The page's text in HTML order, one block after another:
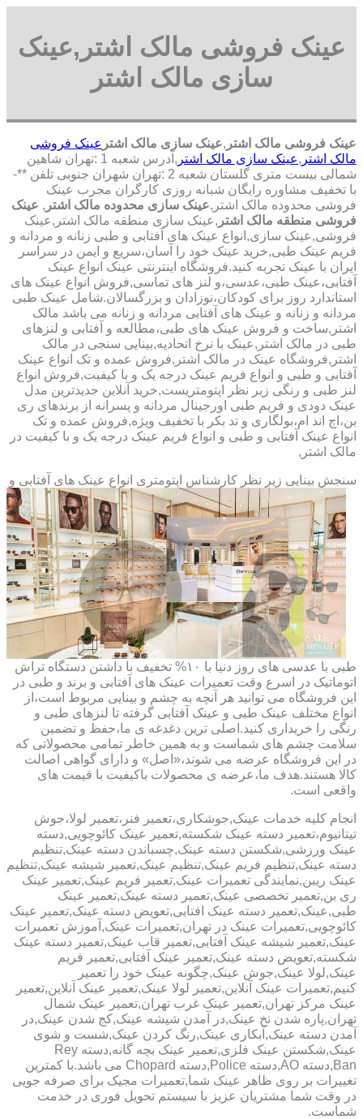
عینک فروشی مالک اشتر,عینک
سازی مالک اشتر
عینک فروشی مالک اشتر ,عینک سازی مالک اشتر عینک فروشی
مالک اشتر ,عینک سازی مالک اشتر
,آدرس شعبه 1 :تهران شاهین
شمالی بیست متری گلستان شعبه 2 :تهران شهران جنوبی تلفن **-
با تخفیف مشاوره رایگان شبانه روزی کارگران مجرب عینک
فروشی محدوده مالک اشتر,عینک سازی محدوده مالک اشتر , عینک
فروشی منطقه مالک اشتر ,عینک سازی منطقه مالک اشتر,عینک
فروشی,عینک سازی,انواع عینک های آفتابی و طبی زنانه و مردانه و
فریم عینک طبی,خرید عینک خود را آسان،سریع و ایمن در سراسر
ایران با عینک تجربه کنید.فروشگاه اینترنتی عینک انواع عینک
آفتابی،عینک طبی،عدسی،و لنز های تماسی,فروش انواع عینک های
استاندارد روز برای کودکان،نوزادان و بزرگسالان.شامل عینک طبی
مردانه و زنانه و عینک های آفتابی مردانه و زنانه می باشد مالک
اشتر,ساخت و فروش عینک های طبی،مطالعه و آفتابی و لنزهای
طبی در مالک اشتر,عینک با نرخ اتحادیه,بینایی سنجی در مالک
اشتر,فروشگاه عینک در مالک اشتر,فروش عمده و تک انواع عینک
آفتابی و طبی و انواع فریم عینک درجه یک و با کیفیت,فروش انواع
لنز طبی و رنگی زیر نظر اپتومتریست,خرید آنلاین جدیدترین مدل
عینک دودی و فریم طبی اورجینال مردانه و پسرانه از برندهای ری
بن،اچ اند ام،بولگاری و تد بکر با تخفیف ویژه,فروش عمده و تک
انواع عینک آفتابی و طبی و انواع فریم عینک درجه یک و با کیفیت در
مالک اشتر,
سنجش بینایی زیر نظر کارشناس اپتومتری انواع عینک های آفتابی و
طبی با عدسی های روز دنیا با ۱۰% تخفیف با داشتن دستگاه تراش
اتوماتیک در اسرع وقت تعمیرات عینک های آفتابی و برند و طبی در
این فروشگاه می توانید هر آنچه به چشم و بینایی مربوط است،از
انواع مختلف عینک طبی و عینک آفتابی گرفته تا لنزهای طبی و
رنگی را خریداری کنید.اصلی ترین دغدغه ی ما،حفظ و تضمین
سلامت چشم های شماست و به همین خاطر تمامی محصولاتی که
در این فروشگاه عرضه می شوند،«اصل» و دارای گواهی اصالت
کالا هستند.هدف ما،عرضه ی محصولات باکیفیت با قیمت های
واقعی است.
انجام کلیه خدمات عینک,جوشکاری،تعمیر فنر،تعمیر لولا،جوش
تیتانیوم،تعمیر دسته عینک شکسته,تعمیر عینک کائوچویی,دسته
عینک ورزشی,شکستن دسته عینک,چسباندن دسته عینک,تنظیم
دسته عینک,تنظیم فریم عینک,تنظیم عینک,تعمیر شیشه عینک,تنظیم
عینک ریبن,نمایندگی تعمیرات عینک,تعمیر فریم عینک,تعمیر عینک
ری بن,تعمیر تخصصی عینک,تعمیر دسته عینک,تعمیر عینک
طبی,عینک,تعمیر دسته عینک افتابی,تعویض دسته عینک,تعمیر عینک
کائوچویی,تعمیرات عینک در تهران,تعمیرات عینک,آموزش تعمیرات
عینک,تعمیر شیشه عینک آفتابی,تعمیر قاب عینک,تعمیر دسته عینک
شکسته,تعویض دسته عینک,تعمیر عینک آفتابی,تعمیر فریم
عینک,لولا عینک,جوش عینک,چگونه عینک خود را تعمیر
کنیم,تعمیرات عینک آنلاین,تعمیر لولا عینک,تعمیر عینک آنلاین,تعمیر
عینک مرکز تهران,تعمیر عینک غرب تهران,تعمیر عینک شمال
تهران,پاره شدن نخ عینک,در آمدن شیشه عینک,کج شدن عینک,در
آمدن دسته عینک,آبکاری عینک,رنگ کردن عینک,شست و شوی
عینک,شکستن عینک فلزی,تعمیر عینک بچه گانه,دسته Rey
Ban,دسته AO,دسته Police,دسته Chopard می باشد.با کمترین
تغییرات بر روی ظاهر عینک شما,تعمیرات مجیک برای صرفه جویی
در وقت شما مشتریان عزیز با سیستم تحویل فوری در خدمت
شماست.